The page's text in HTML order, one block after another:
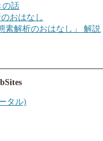
の話
おはなし
素解析のおはなし」 解説
タル)